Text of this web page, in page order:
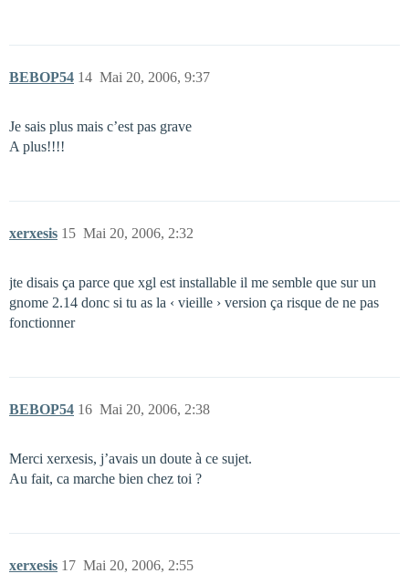
BEBOP54 Mai 20, 2006, 9:37
14
Je sais plus mais c’est pas grave
A plus!!!!
xerxesis Mai 20, 2006, 2:32
15
jte disais ça parce que xgl est installable il me semble que sur un
gnome 2.14 donc si tu as la ‹ vieille › version ça risque de ne pas
fonctionner
BEBOP54 Mai 20, 2006, 2:38
16
Merci xerxesis, j’avais un doute à ce sujet.
Au fait, ca marche bien chez toi ?
xerxesis Mai 20, 2006, 2:55
17